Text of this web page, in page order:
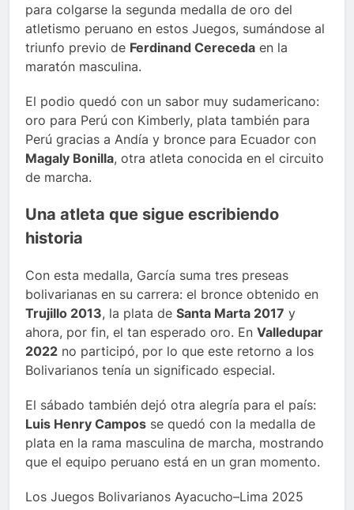
para colgarse la segunda medalla de oro del
atletismo peruano en estos Juegos, sumándose al
triunfo previo de Ferdinand Cereceda en la
maratón masculina.
El podio quedó con un sabor muy sudamericano:
oro para Perú con Kimberly, plata también para
Perú gracias a Andía y bronce para Ecuador con
Magaly Bonilla, otra atleta conocida en el circuito
de marcha.
Una atleta que sigue escribiendo
historia
Con esta medalla, García suma tres preseas
bolivarianas en su carrera: el bronce obtenido en
Trujillo 2013, la plata de Santa Marta 2017 y
ahora, por fin, el tan esperado oro. En Valledupar
2022 no participó, por lo que este retorno a los
Bolivarianos tenía un significado especial.
El sábado también dejó otra alegría para el país:
Luis Henry Campos se quedó con la medalla de
plata en la rama masculina de marcha, mostrando
que el equipo peruano está en un gran momento.
Los Juegos Bolivarianos Ayacucho–Lima 2025